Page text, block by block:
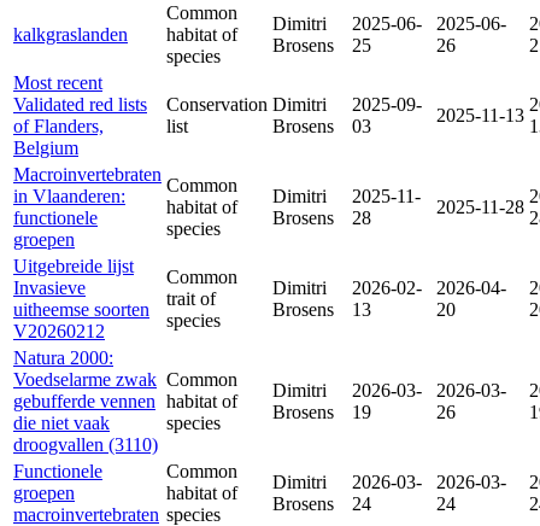
kalkgraslanden
Common
habitat of
species
Dimitri
Brosens
2025-06-
25
2025-06-
26
Most recent
Validated red lists
of Flanders,
Belgium
Conservation
list
Dimitri
Brosens
2025-09-
03
2025-11-13
Macroinvertebraten
in Vlaanderen:
functionele
groepen
Common
habitat of
species
Dimitri
Brosens
2025-11-
28
2025-11-28
Uitgebreide lijst
Invasieve
uitheemse soorten
V20260212
Common
trait of
species
Dimitri
Brosens
2026-02-
13
2026-04-
20
Natura 2000:
Voedselarme zwak
gebufferde vennen
die niet vaak
droogvallen (3110)
Common
habitat of
species
Dimitri
Brosens
2026-03-
19
2026-03-
26
Functionele
groepen
macroinvertebraten
Common
habitat of
species
Dimitri
Brosens
2026-03-
24
2026-03-
24